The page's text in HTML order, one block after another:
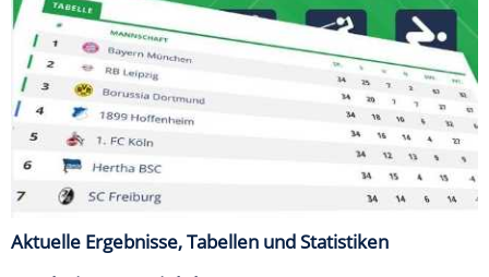
Aktuelle Ergebnisse, Tabellen und Statistiken